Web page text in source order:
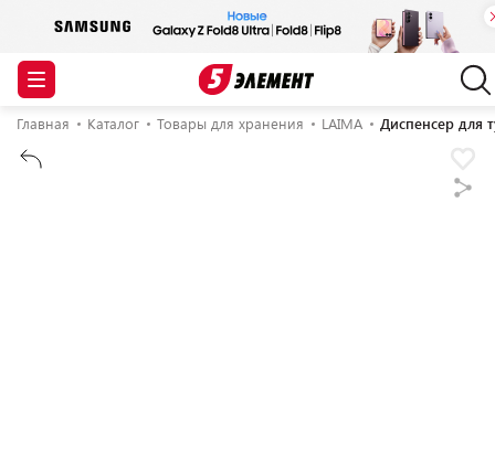
Главная Каталог Товары для хранения LAIMA Диспенсер для